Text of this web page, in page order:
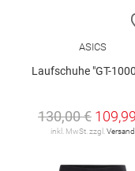
ASICS
Laufschuhe "GT-
130,00 €
inkl. MwSt. zzgl. Versand